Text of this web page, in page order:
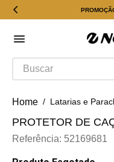
Buscar
Latarias e
PROTETOR DE
Referência: 52169681